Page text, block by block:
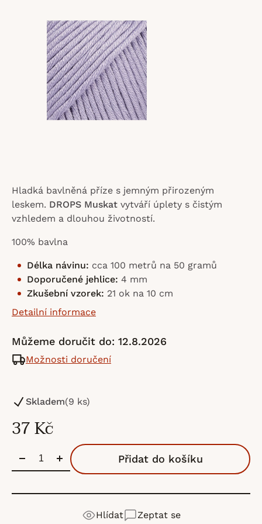
hvězdiček.
37 Kč
Skladem(9 ks)
Můžeme doručit do: 12.8.2026
Možnosti doručení
Přidat do košíku
Hladká bavlněná příze s jemným přirozeným
leskem. DROPS Muskat vytváří úplety s čistým
vzhledem a dlouhou životností.
100% bavlna
Délka návinu: cca 100 metrů na 50 gramů
Doporučené jehlice: 4 mm
Zkušební vzorek: 21 ok na 10 cm
Detailní informace
Zeptat se
Hlídat